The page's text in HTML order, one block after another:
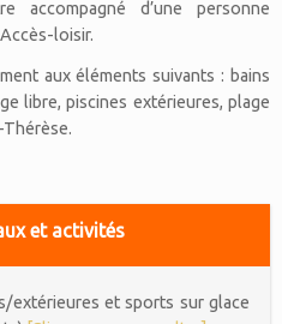
accompagné d’une personne
loisir.
aux éléments suivants : bains
libre, piscines extérieures, plage
et activités
extérieures et sports sur glace